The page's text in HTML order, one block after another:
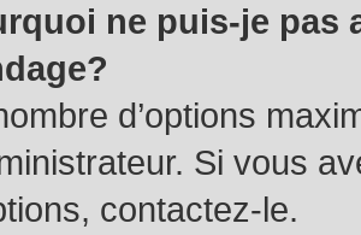
ne puis-je pas
d’options
Si vous
contactez-le.